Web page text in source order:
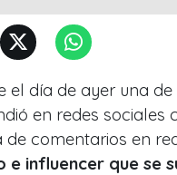
el día de ayer una
en redes
de comentarios en
e influencer que se